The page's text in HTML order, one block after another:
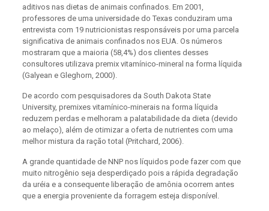
aditivos nas dietas de animais confinados. Em 2001,
professores de uma universidade do Texas conduziram uma
entrevista com 19 nutricionistas responsáveis por uma parcela
significativa de animais confinados nos EUA. Os números
mostraram que a maioria (58,4%) dos clientes desses
consultores utilizava premix vitamínico-mineral na forma líquida
(Galyean e Gleghorn, 2000).
De acordo com pesquisadores da South Dakota State
University, premixes vitamínico-minerais na forma líquida
reduzem perdas e melhoram a palatabilidade da dieta (devido
ao melaço), além de otimizar a oferta de nutrientes com uma
melhor mistura da ração total (Pritchard, 2006).
A grande quantidade de NNP nos líquidos pode fazer com que
muito nitrogênio seja desperdiçado pois a rápida degradação
da uréia e a consequente liberação de amônia ocorrem antes
que a energia proveniente da forragem esteja disponível.